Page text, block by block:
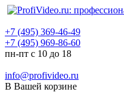
+7 (495) 369-46-49
+7 (495) 969-86-60
пн-пт с 10 до 18
info@profivideo.ru
В Вашей корзине